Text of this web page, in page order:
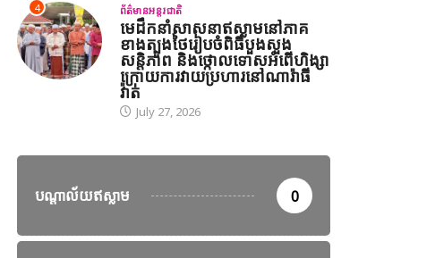
4 ព័ត៌មានអន្តរជាតិ
មេដឹកនាំសាសនាឥស្លាមនៅភាគ
ខាងត្បូងថៃរៀបចំពិធីបួងសួង
សន្តិភាព និងថ្កោលទោសអំពើហិង្សា
ក្រោយការវាយប្រហារនៅណារ៉ាធី
វ៉ាត់
July 27, 2026
បណ្តាល័យឥស្លាម 0